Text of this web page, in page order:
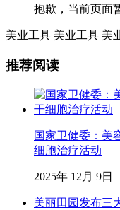
抱歉，当前页面
美业工具 美业工具 美
推荐阅读
国家卫健委：美
细胞治疗活动
2025年 12月 9日
美丽田园发布三